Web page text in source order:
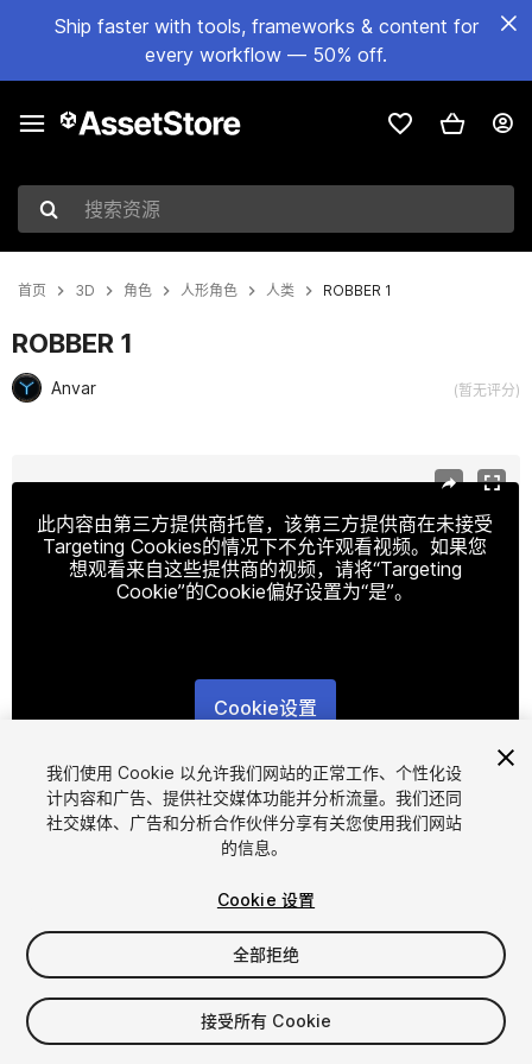
Ship faster with tools, frameworks & content for
every workflow — 50% off.
搜索资源
首页 3D 角色 人形角色 人类 ROBBER 1
ROBBER 1
Anvar (暂无评分)
此内容由第三方提供商托管，该第三方提供商在未接受
Targeting Cookies的情况下不允许观看视频。如果您
想观看来自这些提供商的视频，请将“Targeting
Cookie”的Cookie偏好设置为“是”。
Cookie设置
1/19
$42
增值税将在结算时计算
我们使用 Cookie 以允许我们网站的正常工作、个性化设
计内容和广告、提供社交媒体功能并分析流量。我们还同
社交媒体、广告和分析合作伙伴分享有关您使用我们网站
的信息。
Cookie 设置
全部拒绝
接受所有 Cookie